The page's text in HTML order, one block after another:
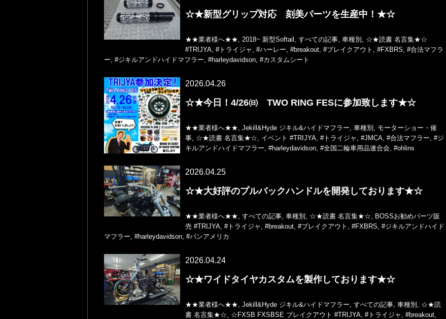
☆★新型グリップ対応 刻美パーツを生産中！★☆
★★業者様へ★★, 2018~ 新型Softail , すべての記事, 車種別 , ☆★読書 名言集★☆
#TRIJYA, #トライジャ , #ハーレー, #breakout, #ブレイクアウト , #FXBRS, #合法マフラ
ー, #ジキルアンドハイドマフラー, #harleydavidson, #カスタムシート
2026.04.26
☆★今日！4/26㈰ TWO RING FESに参加致します★☆
★★業者様へ★★, Jekill&Hyde ジキル&ハイドマフラー, 車種別 , モーターショー・催
事, ☆★読書 名言集★☆, イベント #TRIJYA, #トライジャ , #JMCA, #合法マフラー, #ジ
キルアンドハイドマフラー, #harleydavidson, #全国二輪車用品連合会, #ohlins
2026.04.25
☆★大好評のプルバックハンドルを開発しております★☆
★★業者様へ★★, すべての記事, 車種別 , ☆★読書 名言集★☆, BOSSお勧めパーツ販
売 #TRIJYA, #トライジャ , #breakout, #ブレイクアウト , #FXBRS, #ジキルアンドハイド
マフラー, #harleydavidson, #パンアメリカ
2026.04.24
☆★ワイドタイヤカスタムを製作しております★☆
★★業者様へ★★, Jekill&Hyde ジキル&ハイドマフラー, すべての記事, 車種別 , ☆★読
書 名言集★☆, ☆FXSB FXSBSE ブレイクアウト #TRIJYA, #トライジャ , #breakout,